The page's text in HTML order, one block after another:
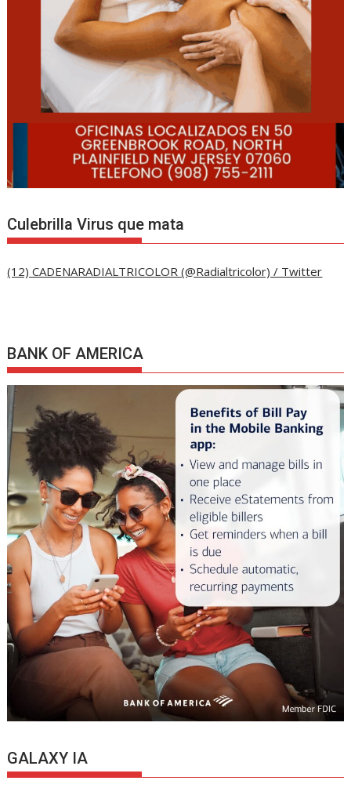
Culebrilla Virus que mata
(12) CADENARADIALTRICOLOR (@Radialtricolor) / Twitter
BANK OF AMERICA
GALAXY IA